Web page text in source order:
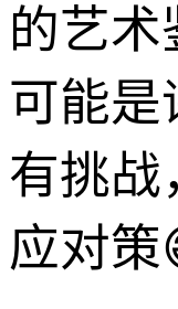
的艺
可能是
有挑战
应对策